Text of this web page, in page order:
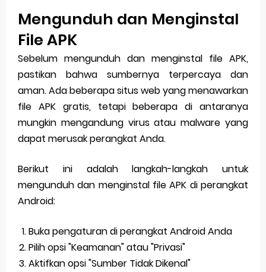
Mengunduh dan Menginstal
File APK
Sebelum mengunduh dan menginstal file APK,
pastikan bahwa sumbernya terpercaya dan
aman. Ada beberapa situs web yang menawarkan
file APK gratis, tetapi beberapa di antaranya
mungkin mengandung virus atau malware yang
dapat merusak perangkat Anda.
Berikut ini adalah langkah-langkah untuk
mengunduh dan menginstal file APK di perangkat
Android:
Buka pengaturan di perangkat Android Anda
Pilih opsi "Keamanan" atau "Privasi"
Aktifkan opsi "Sumber Tidak Dikenal"